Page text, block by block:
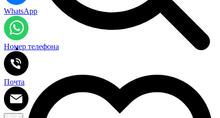
WhatsApp
Номер телефона
Почта